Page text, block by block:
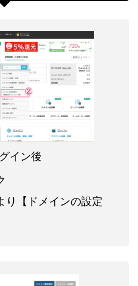
イン後
り【ドメインの設定